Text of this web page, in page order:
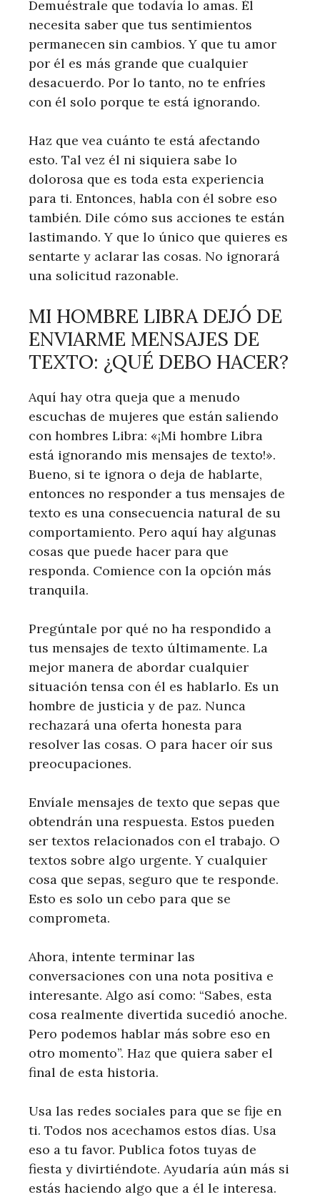
Demuéstrale que todavía lo amas. Él
necesita saber que tus sentimientos
permanecen sin cambios. Y que tu amor
por él es más grande que cualquier
desacuerdo. Por lo tanto, no te enfríes
con él solo porque te está ignorando.
Haz que vea cuánto te está afectando
esto. Tal vez él ni siquiera sabe lo
dolorosa que es toda esta experiencia
para ti. Entonces, habla con él sobre eso
también. Dile cómo sus acciones te están
lastimando. Y que lo único que quieres es
sentarte y aclarar las cosas. No ignorará
una solicitud razonable.
MI HOMBRE LIBRA DEJÓ DE
ENVIARME MENSAJES DE
TEXTO: ¿QUÉ DEBO HACER?
Aquí hay otra queja que a menudo
escuchas de mujeres que están saliendo
con hombres Libra: «¡Mi hombre Libra
está ignorando mis mensajes de texto!».
Bueno, si te ignora o deja de hablarte,
entonces no responder a tus mensajes de
texto es una consecuencia natural de su
comportamiento. Pero aquí hay algunas
cosas que puede hacer para que
responda. Comience con la opción más
tranquila.
Pregúntale por qué no ha respondido a
tus mensajes de texto últimamente. La
mejor manera de abordar cualquier
situación tensa con él es hablarlo. Es un
hombre de justicia y de paz. Nunca
rechazará una oferta honesta para
resolver las cosas. O para hacer oír sus
preocupaciones.
Envíale mensajes de texto que sepas que
obtendrán una respuesta. Estos pueden
ser textos relacionados con el trabajo. O
textos sobre algo urgente. Y cualquier
cosa que sepas, seguro que te responde.
Esto es solo un cebo para que se
comprometa.
Ahora, intente terminar las
conversaciones con una nota positiva e
interesante. Algo así como: “Sabes, esta
cosa realmente divertida sucedió anoche.
Pero podemos hablar más sobre eso en
otro momento”. Haz que quiera saber el
final de esta historia.
Usa las redes sociales para que se fije en
ti. Todos nos acechamos estos días. Usa
eso a tu favor. Publica fotos tuyas de
fiesta y divirtiéndote. Ayudaría aún más si
estás haciendo algo que a él le interesa.